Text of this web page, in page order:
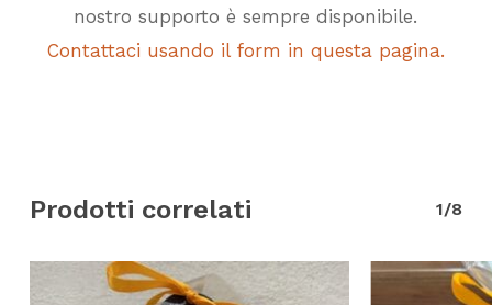
nostro supporto è sempre disponibile.
Contattaci usando il form in questa pagina.
Prodotti correlati 1/8